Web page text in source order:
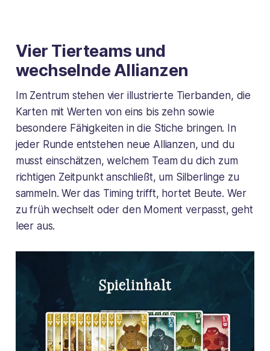
Vier Tierteams und
wechselnde Allianzen
Im Zentrum stehen vier illustrierte Tierbanden, die
Karten mit Werten von eins bis zehn sowie
besondere Fähigkeiten in die Stiche bringen. In
jeder Runde entstehen neue Allianzen, und du
musst einschätzen, welchem Team du dich zum
richtigen Zeitpunkt anschließt, um Silberlinge zu
sammeln. Wer das Timing trifft, hortet Beute. Wer
zu früh wechselt oder den Moment verpasst, geht
leer aus.